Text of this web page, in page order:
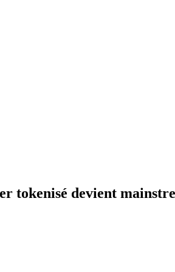
tokenisé devient